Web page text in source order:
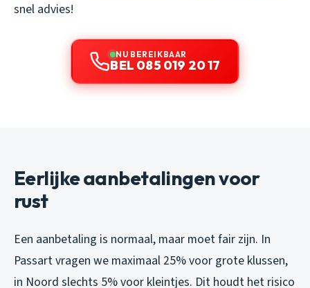
snel advies!
NU BEREIKBAAR
BEL 085 019 20 17
Eerlijke aanbetalingen voor
rust
Een aanbetaling is normaal, maar moet fair zijn. In
Passart vragen we maximaal 25% voor grote klussen,
in Noord slechts 5% voor kleintjes. Dit houdt het risico